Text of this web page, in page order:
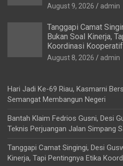
August 9, 2026 admin
Tanggapi Camat
Bukan Soal Kinerja,
Koordinasi
August 8, 2026 admin
Hari Jadi Ke-69 Riau, Kasmarni
Semangat Membangun Negeri
Bantah Klaim Fedrios Gusni, Desi
Teknis Perjuangan Jalan Simpang
Tanggapi Camat Singingi, Desi
Kinerja, Tapi Pentingnya Etika